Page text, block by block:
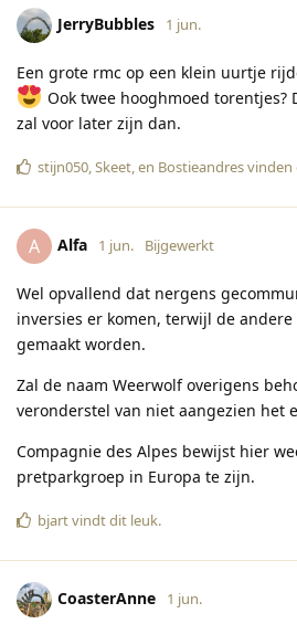
JerryBubbles 1 jun.
Een grote rmc op een klein uurtje
Ook twee hooghmoed torentjes?
zal voor later zijn dan.
stijn050,Skeet, en Bostieandresvinden
A Alfa 1 jun. Bijgewerkt
Wel opvallend dat nergens
inversies er komen, terwijl de
gemaakt worden.
Zal de naam Weerwolf overigens
veronderstel van niet aangezien het
Compagnie des Alpes bewijst hier
pretparkgroep in Europa te zijn.
bjartvindt dit leuk.
CoasterAnne 1 jun.